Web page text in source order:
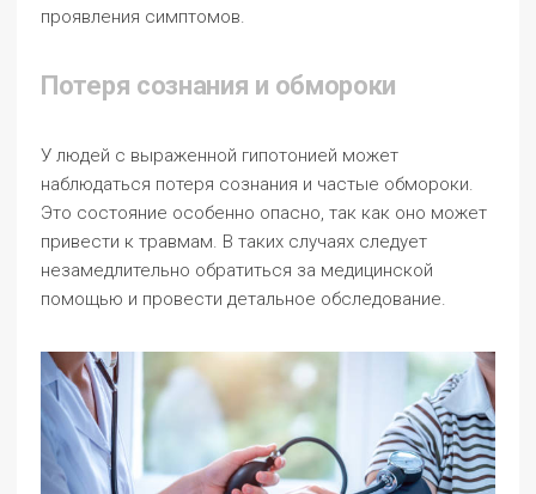
проявления симптомов.
Потеря сознания и обмороки
У людей с выраженной гипотонией может
наблюдаться потеря сознания и частые обмороки.
Это состояние особенно опасно, так как оно может
привести к травмам. В таких случаях следует
незамедлительно обратиться за медицинской
помощью и провести детальное обследование.